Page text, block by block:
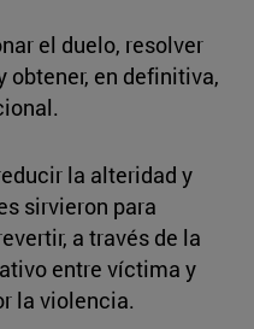
el duelo, resolver
obtener, en definitiva,
la alteridad y
sirvieron para
a través de la
entre víctima y
la violencia.